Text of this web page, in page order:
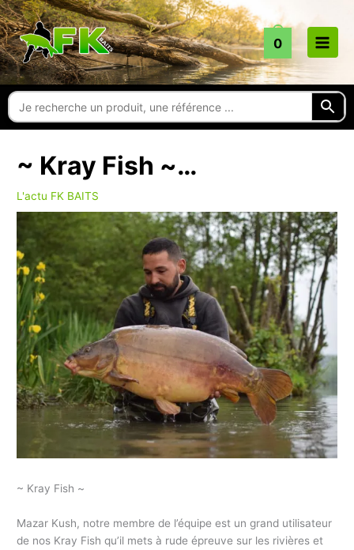
Aller
au
contenu
0
~ Kray Fish ~…
L'actu FK BAITS
~ Kray Fish ~
Mazar Kush, notre membre de l’équipe est un grand utilisateur
de nos Kray Fish qu’il mets à rude épreuve sur les rivières et